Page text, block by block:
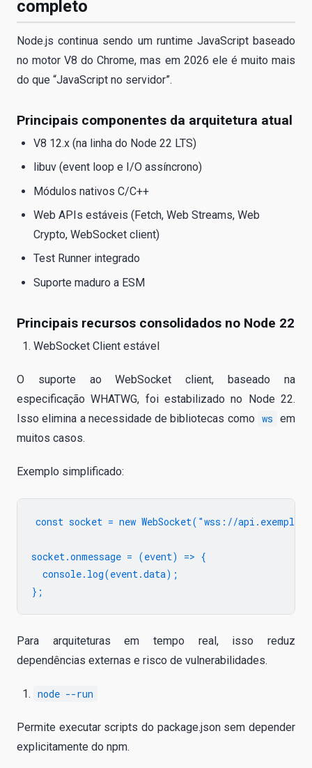
completo
Node.js continua sendo um runtime JavaScript baseado
no motor V8 do Chrome, mas em 2026 ele é muito mais
do que “JavaScript no servidor”.
Principais componentes da arquitetura atual
V8 12.x (na linha do Node 22 LTS)
libuv (event loop e I/O assíncrono)
Módulos nativos C/C++
Web APIs estáveis (Fetch, Web Streams, Web
Crypto, WebSocket client)
Test Runner integrado
Suporte maduro a ESM
Principais recursos consolidados no Node 22
WebSocket Client estável
O suporte ao WebSocket client, baseado na
especificação WHATWG, foi estabilizado no Node 22.
Isso elimina a necessidade de bibliotecas como ws em
muitos casos.
Exemplo simplificado:
const socket = new WebSocket("wss://
socket.onmessage = (event) => {
  console.log(event.data);
Para arquiteturas em tempo real, isso reduz
dependências externas e risco de vulnerabilidades.
node --run
Permite executar scripts do package.json sem depender
explicitamente do npm.